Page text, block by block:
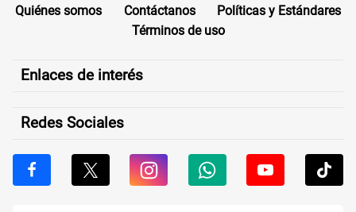
Quiénes somos Contáctanos
Políticas y Estándares
Términos de uso
Enlaces de interés
Redes Sociales